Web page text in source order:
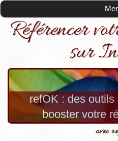
Référencer
sur
refOK : des
booster votre
avec